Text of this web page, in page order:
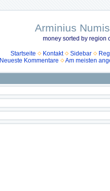
Arminius
money sorted by region
Startseite Kontakt Sidebar
Neueste Kommentare Am meisten